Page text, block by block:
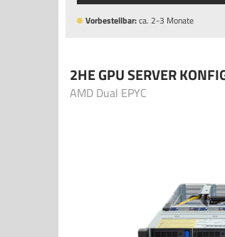
Vorbestellbar:ca. 2-3 Monate
2HE GPU SERVER
AMD Dual EPYC